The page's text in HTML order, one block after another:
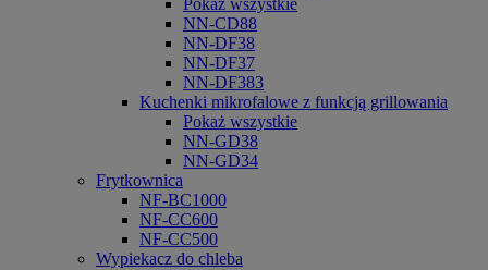
Pokaż wszystkie
NN-CD88
NN-DF38
NN-DF37
NN-DF383
Kuchenki mikrofalowe z funkcją grillowania
Pokaż wszystkie
NN-GD38
NN-GD34
Frytkownica
NF-BC1000
NF-CC600
NF-CC500
Wypiekacz do chleba